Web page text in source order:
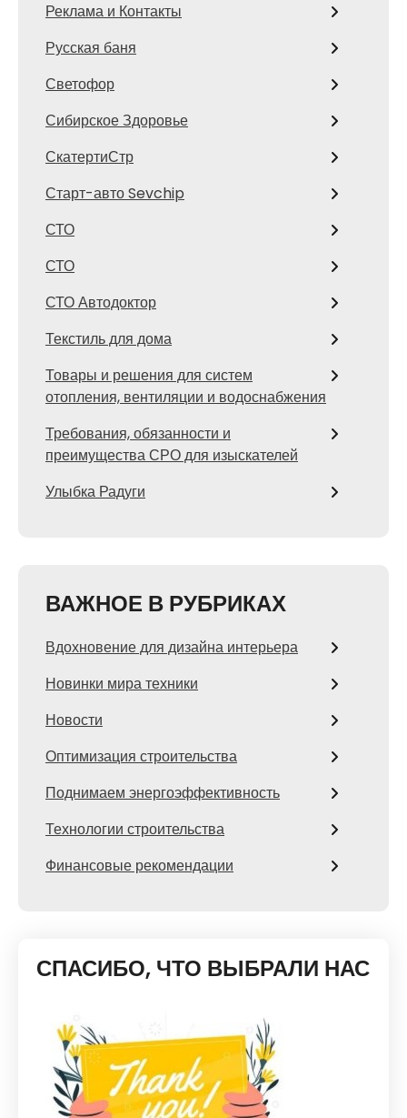
Реклама и Контакты
Русская баня
Светофор
Сибирское Здоровье
СкатертиСтр
Старт-авто Sevchip
СТО
СТО
СТО Автодоктор
Текстиль для дома
Товары и решения для систем
отопления, вентиляции и водоснабжения
Требования, обязанности и
преимущества СРО для изыскателей
Улыбка Радуги
ВАЖНОЕ В РУБРИКАХ
Вдохновение для дизайна интерьера
Новинки мира техники
Новости
Оптимизация строительства
Поднимаем энергоэффективность
Технологии строительства
Финансовые рекомендации
СПАСИБО, ЧТО ВЫБРАЛИ НАС